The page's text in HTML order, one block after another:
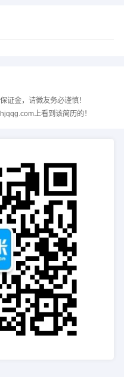
证金，请微友务必谨慎！
上看到该简历的！